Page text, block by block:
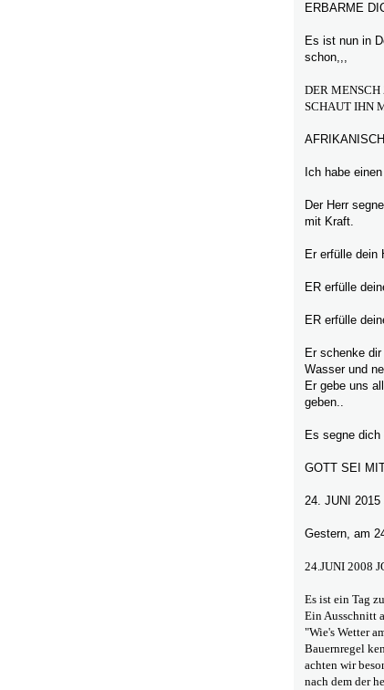
ERBARME
Es ist nun in
schon,,,
DER MENSCH
SCHAUT IHN
Ich habe
Der Herr
mit Kraft.
Er erfülle dein
ER erfülle
ER erfülle
Er schenke
Wasser und
Er gebe uns
geben..
Es segne
GOTT SEI
24. JUNI
Gestern, am
24.JUNI 2008
Es ist ein Tag
Ein Ausschnitt
"Wie's Wetter
Bauernregel
achten wir
nach dem der